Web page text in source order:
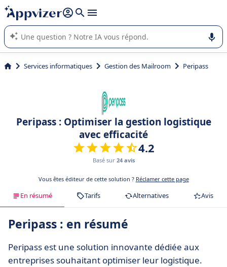
répondre (plusieurs lignes avec
L'IA de Appvizer vous guide dans l'utilisation ou la sélection de
logiciel SaaS en entreprise.
Services informatiques Gestion des Mailroom Peripass
Peripass : Optimiser la gestion logistique
avec efficacité
4.2
Basé sur 24 avis
Vous êtes éditeur de cette solution ? Réclamer cette page
En résumé Tarifs Alternatives Avis
Peripass : en résumé
Peripass est une solution innovante dédiée aux
entreprises souhaitant optimiser leur logistique.